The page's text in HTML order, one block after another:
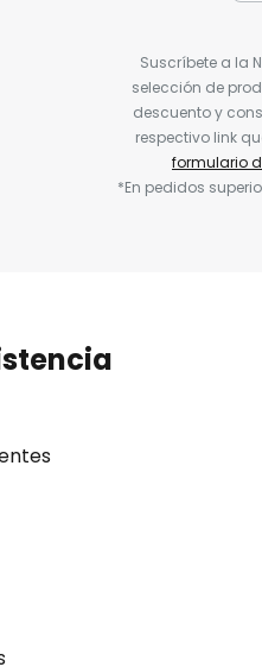
Suscríbete a la
selección de
descuento y
respectivo link
formulario
*En pedidos